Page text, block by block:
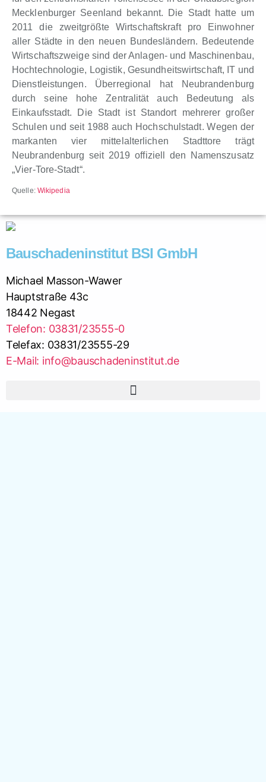
Mecklenburger Seenland bekannt. Die Stadt hatte um
2011 die zweitgrößte Wirtschaftskraft pro Einwohner
aller Städte in den neuen Bundesländern. Bedeutende
Wirtschaftszweige sind der Anlagen- und Maschinenbau,
Hochtechnologie, Logistik, Gesundheitswirtschaft, IT und
Dienstleistungen. Überregional hat Neubrandenburg
durch seine hohe Zentralität auch Bedeutung als
Einkaufsstadt. Die Stadt ist Standort mehrerer großer
Schulen und seit 1988 auch Hochschulstadt. Wegen der
markanten vier mittelalterlichen Stadttore trägt
Neubrandenburg seit 2019 offiziell den Namenszusatz
„Vier-Tore-Stadt“.
Quelle: Wikipedia
Bauschadeninstitut BSI GmbH
Michael Masson-Wawer
Hauptstraße 43c
18442 Negast
Telefon: 03831/23555-0
Telefax: 03831/23555-29
E-Mail: info@bauschadeninstitut.de